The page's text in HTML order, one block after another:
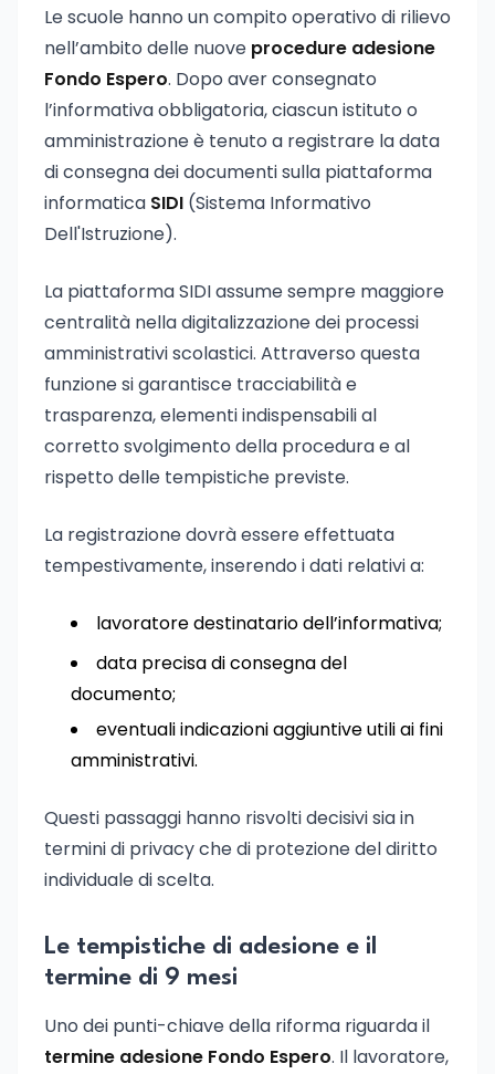
Le scuole hanno un compito operativo di rilievo
nell’ambito delle nuove procedure adesione
Fondo Espero. Dopo aver consegnato
l’informativa obbligatoria, ciascun istituto o
amministrazione è tenuto a registrare la data
di consegna dei documenti sulla piattaforma
informatica SIDI (Sistema Informativo
Dell'Istruzione).
La piattaforma SIDI assume sempre maggiore
centralità nella digitalizzazione dei processi
amministrativi scolastici. Attraverso questa
funzione si garantisce tracciabilità e
trasparenza, elementi indispensabili al
corretto svolgimento della procedura e al
rispetto delle tempistiche previste.
La registrazione dovrà essere effettuata
tempestivamente, inserendo i dati relativi a:
lavoratore destinatario dell’informativa;
data precisa di consegna del
documento;
eventuali indicazioni aggiuntive utili ai fini
amministrativi.
Questi passaggi hanno risvolti decisivi sia in
termini di privacy che di protezione del diritto
individuale di scelta.
Le tempistiche di adesione e il
termine di 9 mesi
Uno dei punti-chiave della riforma riguarda il
termine adesione Fondo Espero. Il lavoratore,